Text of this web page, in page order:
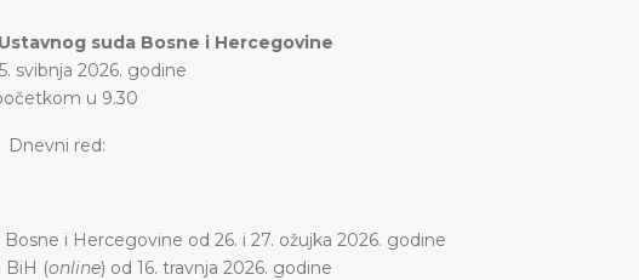
suda Bosne i Hercegovine
svibnja 2026. godine
u 9.30
Dnevni red:
i Hercegovine od 26. i 27. ožujka 2026. godine
BiH (online) od 16. travnja 2026. godine